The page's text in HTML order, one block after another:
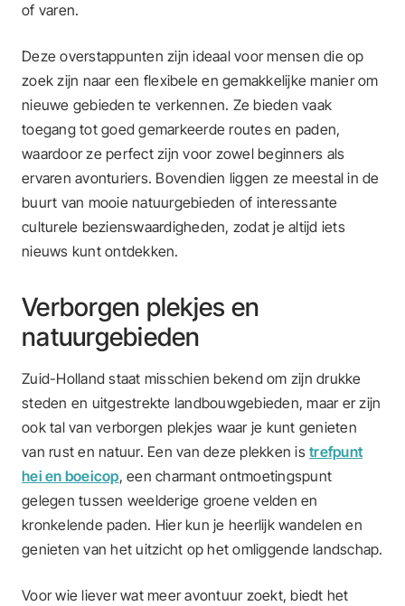
of varen.
Deze overstappunten zijn ideaal voor mensen die op
zoek zijn naar een flexibele en gemakkelijke manier om
nieuwe gebieden te verkennen. Ze bieden vaak
toegang tot goed gemarkeerde routes en paden,
waardoor ze perfect zijn voor zowel beginners als
ervaren avonturiers. Bovendien liggen ze meestal in de
buurt van mooie natuurgebieden of interessante
culturele bezienswaardigheden, zodat je altijd iets
nieuws kunt ontdekken.
Verborgen plekjes en
natuurgebieden
Zuid-Holland staat misschien bekend om zijn drukke
steden en uitgestrekte landbouwgebieden, maar er zijn
ook tal van verborgen plekjes waar je kunt genieten
van rust en natuur. Een van deze plekken is trefpunt
hei en boeicop, een charmant ontmoetingspunt
gelegen tussen weelderige groene velden en
kronkelende paden. Hier kun je heerlijk wandelen en
genieten van het uitzicht op het omliggende landschap.
Voor wie liever wat meer avontuur zoekt, biedt het